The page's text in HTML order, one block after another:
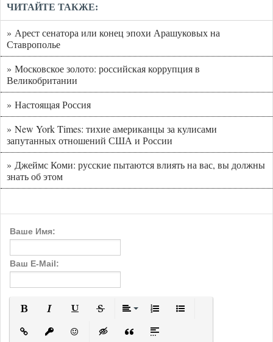
ЧИТАЙТЕ ТАКЖЕ:
» Арест сенатора или конец эпохи Арашуковых на
Ставрополье
» Московское золото: российская коррупция в
Великобритании
» Настоящая Россия
» New York Times: тихие американцы за кулисами
запутанных отношений США и России
» Джеймс Коми: русские пытаются влиять на вас, вы должны
знать об этом
Ваше Имя:
Ваш E-Mail: